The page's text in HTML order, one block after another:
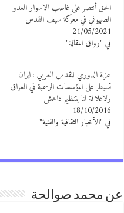
أنتصر على غاصب الاسوار العدو
في معركة سيف القدس
21/05/
"رواق المقالة"
الدوري للقدس العربي : ايران
على المؤسسات الرسمية في العراق
لنا بتنظيم داعش
18/10/
"الأخبار الثقافية والفنية"
محمد صوالحة